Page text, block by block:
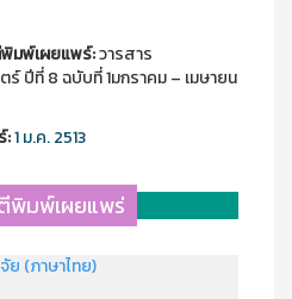
มพ์เผยแพร์:วารสาร
ปีที่ 8 ฉบับที่ 1มกราคม – เมษายน
:1 ม.ค. 2513
พิมพ์เผยแพร่
ย (ภาษาไทย)